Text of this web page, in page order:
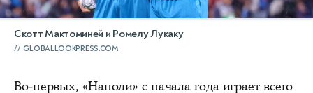
Скотт Мактоминей и Ромелу Лукаку
GLOBALLOOKPRESS.COM
Во-первых, «Наполи» с начала года играет всего